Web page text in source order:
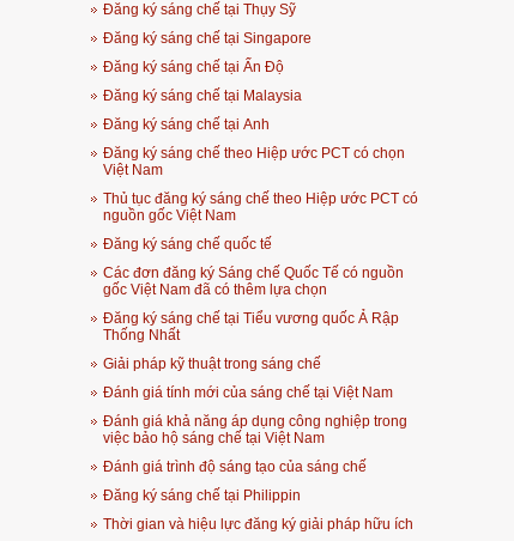
Đăng ký sáng chế tại Thụy Sỹ
Đăng ký sáng chế tại Singapore
Đăng ký sáng chế tại Ấn Độ
Đăng ký sáng chế tại Malaysia
Đăng ký sáng chế tại Anh
Đăng ký sáng chế theo Hiệp ước PCT có chọn
Việt Nam
Thủ tục đăng ký sáng chế theo Hiệp ước PCT có
nguồn gốc Việt Nam
Đăng ký sáng chế quốc tế
Các đơn đăng ký Sáng chế Quốc Tế có nguồn
gốc Việt Nam đã có thêm lựa chọn
Đăng ký sáng chế tại Tiểu vương quốc Ả Rập
Thống Nhất
Giải pháp kỹ thuật trong sáng chế
Đánh giá tính mới của sáng chế tại Việt Nam
Đánh giá khả năng áp dụng công nghiệp trong
việc bảo hộ sáng chế tại Việt Nam
Đánh giá trình độ sáng tạo của sáng chế
Đăng ký sáng chế tại Philippin
Thời gian và hiệu lực đăng ký giải pháp hữu ích